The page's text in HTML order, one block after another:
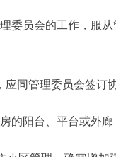
员会的工作，服从
同管理委员会签订
阳台、平台或外廊